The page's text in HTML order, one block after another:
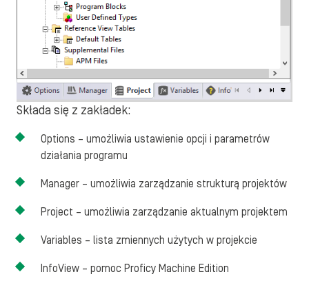
Składa się z zakładek:
Options – umożliwia ustawienie opcji i parametrów
działania programu
Manager – umożliwia zarządzanie strukturą projektów
Project – umożliwia zarządzanie aktualnym projektem
Variables – lista zmiennych użytych w projekcie
InfoView – pomoc Proficy Machine Edition